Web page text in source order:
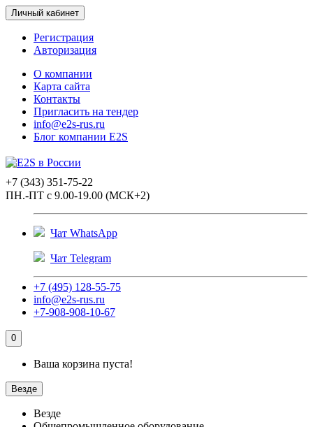
Личный кабинет
Регистрация
Авторизация
О компании
Карта сайта
Контакты
Пригласить на тендер
info@e2s-rus.ru
Блог компании E2S
+7 (343) 351-75-22
ПН.-ПТ с 9.00-19.00 (МСК+2)
Чат WhatsApp
Чат Telegram
+7 (495) 128-55-75
info@e2s-rus.ru
+7-908-908-10-67
0
Ваша корзина пуста!
Везде
Везде